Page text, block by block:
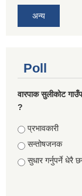
अन्य
Poll
वारपाक सुलीकोट
?
Choices
प्रभावकारी
सन्तोषजनक
सुधार गर्नुपर्ने धेरै